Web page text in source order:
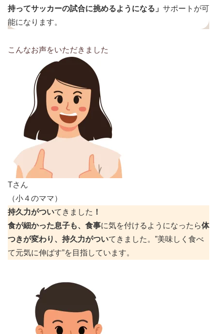
持ってサッカーの試合に挑めるようになる」 サポートが可
能になります。
こんなお声をいただきました
Tさん
（小４のママ）
持久力がついてきました ！
食が細かった息子も、食事に気を付けるようになったら体
つきが変わり、持久力がついてきました。”美味しく食べ
て元気に伸ばす”を目指しています。